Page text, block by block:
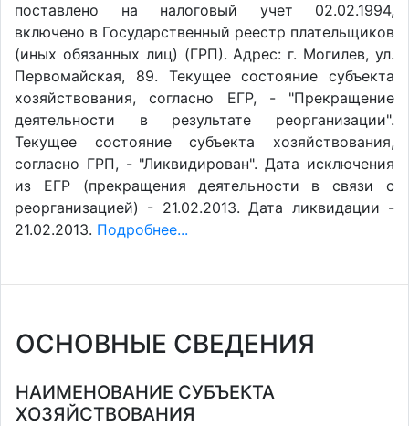
поставлено на налоговый учет 02.02.1994,
включено в Государственный реестр плательщиков
(иных обязанных лиц) (ГРП). Адрес: г. Могилев, ул.
Первомайская, 89. Текущее состояние субъекта
хозяйствования, согласно ЕГР, - "Прекращение
деятельности в результате реорганизации".
Текущее состояние субъекта хозяйствования,
согласно ГРП, - "Ликвидирован". Дата исключения
из ЕГР (прекращения деятельности в связи с
реорганизацией) - 21.02.2013. Дата ликвидации -
21.02.2013. Подробнее...
ОСНОВНЫЕ СВЕДЕНИЯ
НАИМЕНОВАНИЕ СУБЪЕКТА
ХОЗЯЙСТВОВАНИЯ